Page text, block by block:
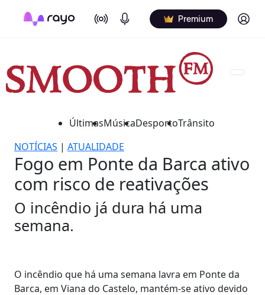
On Air Podcasts Premium Log in
ÚltimasMúsicaDesportoTrânsito
NOTÍCIAS | ATUALIDADE
Fogo em Ponte da Barca ativo
com risco de reativações
O incêndio já dura há uma
semana.
O incêndio que há uma semana lavra em Ponte da
Barca, em Viana do Castelo, mantém-se ativo devido